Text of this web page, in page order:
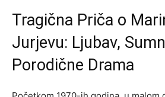
Tragična Priča o
Jurjevu: Ljubav,
Porodične Drama